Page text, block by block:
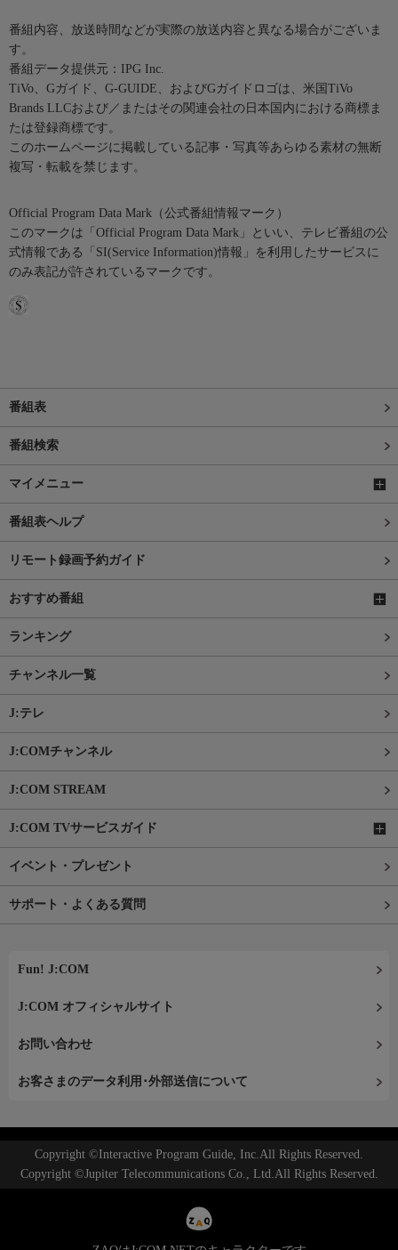
番組内容、放送時間などが実際の放送内容と異なる場合がございま
す。
番組データ提供元：IPG Inc.
TiVo、Gガイド、G-GUIDE、およびGガイドロゴは、米国TiVo
Brands LLCおよび／またはその関連会社の日本国内における商標ま
たは登録商標です。
このホームページに掲載している記事・写真等あらゆる素材の無断
複写・転載を禁じます。
Official Program Data Mark（公式番組情報マーク）
このマークは「Official Program Data Mark」といい、テレビ番組の公
式情報である「SI(Service Information)情報」を利用したサービスに
のみ表記が許されているマークです。
番組表
番組検索
マイメニュー
番組表ヘルプ
リモート録画予約ガイド
おすすめ番組
ランキング
チャンネル一覧
J:テレ
J:COMチャンネル
J:COM STREAM
J:COM TVサービスガイド
イベント・プレゼント
サポート・よくある質問
Fun! J:COM
J:COM オフィシャルサイト
お問い合わせ
お客さまのデータ利用･外部送信について
Copyright ©Interactive Program Guide, Inc.All Rights Reserved.
Copyright ©Jupiter Telecommunications Co., Ltd.All Rights Reserved.